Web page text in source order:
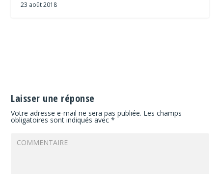
23 août 2018
Laisser une réponse
Votre adresse e-mail ne sera pas publiée. Les champs
obligatoires sont indiqués avec*